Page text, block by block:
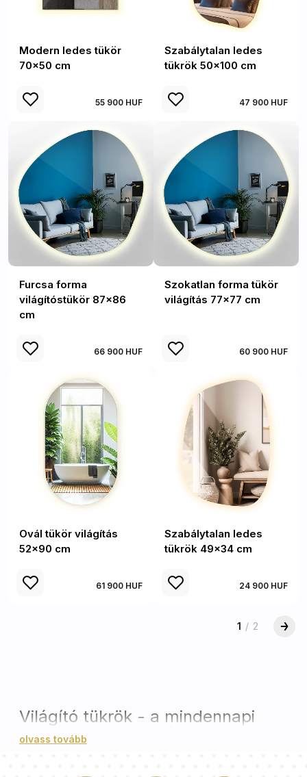
Modern ledes tükör
70x50 cm
55 900 HUF
Szabálytalan ledes
tükrök 50x100 cm
47 900 HUF
Furcsa forma
világítóstükör 87x86
cm
66 900 HUF
Szokatlan forma tükör
világítás 77x77 cm
60 900 HUF
Ovál tükör világítás
52x90 cm
61 900 HUF
Szabálytalan ledes
tükrök 49x34 cm
24 900 HUF
1 / 2
Világító tükrök - a mindennapi
használat eleganciája
olvass tovább